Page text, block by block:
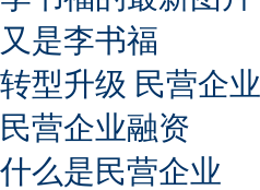
又是李书福
转型升级 民营企业
民营企业融资
什么是民营企业